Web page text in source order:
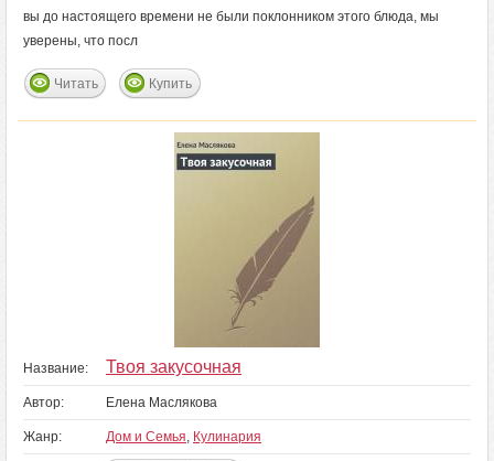
вы до настоящего времени не были поклонником этого блюда, мы
уверены, что посл
Читать Купить
Название: Твоя закусочная
Автор: Елена Маслякова
Жанр: Дом и Семья, Кулинария